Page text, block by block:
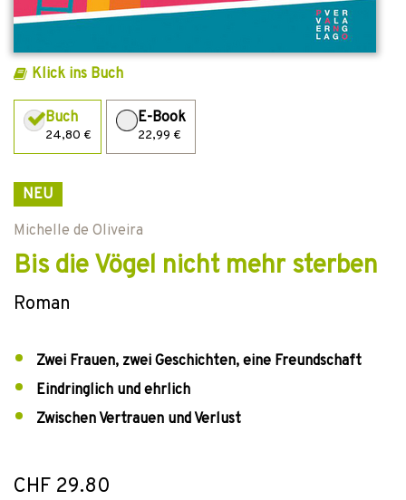
Klick ins Buch
Buch
24,80 €
E-Book
22,99 €
NEU
Michelle de Oliveira
Bis die Vögel nicht mehr sterben
Roman
Zwei Frauen, zwei Geschichten, eine Freundschaft
Eindringlich und ehrlich
Zwischen Vertrauen und Verlust
CHF 29.80